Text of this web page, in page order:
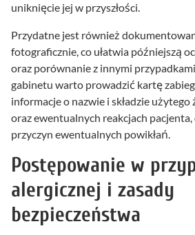
uniknięcie jej w przyszłości.
Przydatne jest również
fotograficznie, co ułatwia późniejszą
oraz porównanie z innymi
gabinetu warto prowadzić kartę
informacje o nazwie i składzie
oraz ewentualnych reakcjach pacjenta,
przyczyn ewentualnych powikłań.
Postępowanie w
alergicznej i zasady
bezpieczeństwa